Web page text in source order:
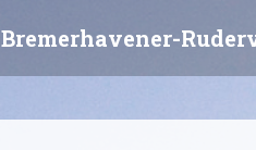
Bremerhavener-